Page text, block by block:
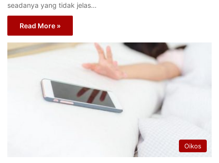
seadanya yang tidak jelas…
Read More »
Oikos